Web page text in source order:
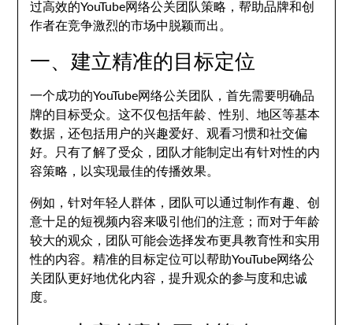
过高效的YouTube网络公关团队策略，帮助品牌和创
作者在竞争激烈的市场中脱颖而出。
一、建立精准的目标定位
一个成功的YouTube网络公关团队，首先需要明确品
牌的目标受众。这不仅包括年龄、性别、地区等基本
数据，还包括用户的兴趣爱好、观看习惯和社交偏
好。只有了解了受众，团队才能制定出有针对性的内
容策略，以实现最佳的传播效果。
例如，针对年轻人群体，团队可以通过制作有趣、创
意十足的短视频内容来吸引他们的注意；而对于年龄
较大的观众，团队可能会选择发布更具教育性和实用
性的内容。精准的目标定位可以帮助YouTube网络公
关团队更好地优化内容，提升观众的参与度和忠诚
度。